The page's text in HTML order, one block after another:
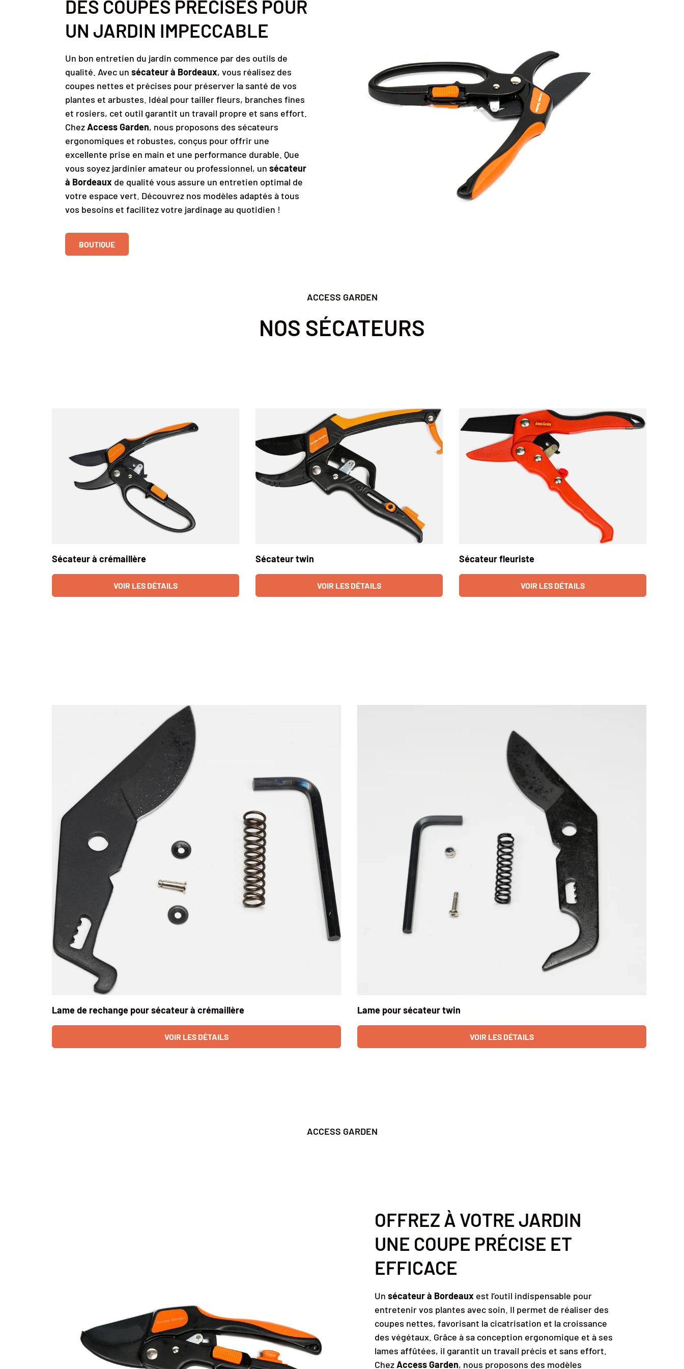
DES COUPES PRÉCISES POUR
UN JARDIN IMPECCABLE
Un bon entretien du jardin commence par des outils de
qualité. Avec un sécateur à Bordeaux, vous réalisez des
coupes nettes et précises pour préserver la santé de vos
plantes et arbustes. Idéal pour tailler fleurs, branches fines
et rosiers, cet outil garantit un travail propre et sans effort.
ChezAccess Garden, nous proposons des sécateurs
ergonomiques et robustes, conçus pour offrir une
excellente prise en main et une performance durable. Que
vous soyez jardinier amateur ou professionnel, un sécateur
à Bordeaux de qualité vous assure un entretien optimal de
votre espace vert. Découvrez nos modèles adaptés à tous
vos besoins et facilitez votre jardinage au quotidien !
BOUTIQUE
ACCESS GARDEN
NOS SÉCATEURS
Sécateur à crémaillère
VOIR LES DÉTAILS
Sécateur twin
VOIR LES DÉTAILS
Sécateur fleuriste
VOIR LES DÉTAILS
Lame de rechange pour sécateur à crémaillère
VOIR LES DÉTAILS
Lame pour sécateur twin
VOIR LES DÉTAILS
ACCESS GARDEN
OFFREZ À VOTRE JARDIN
UNE COUPE PRÉCISE ET
EFFICACE
Un sécateur à Bordeaux est l’outil indispensable pour
entretenir vos plantes avec soin. Il permet de réaliser des
coupes nettes, favorisant la cicatrisation et la croissance
des végétaux. Grâce à sa conception ergonomique et à ses
lames affûtées, il garantit un travail précis et sans effort.
ChezAccess Garden, nous proposons des modèles